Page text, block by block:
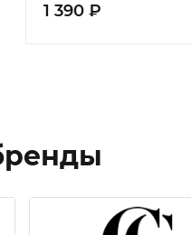
1 390 ₽